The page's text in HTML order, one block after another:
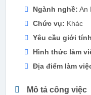
Ngành nghề: An
Chức vụ: Khác
Yêu cầu giới
Hình thức làm
Địa điểm làm
Mô tả công việc